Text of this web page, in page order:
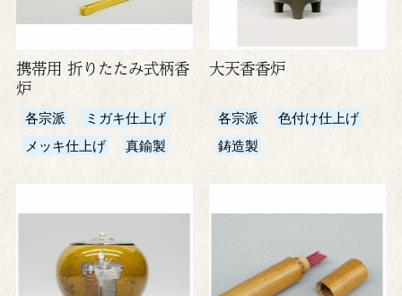
携帯用 折りたたみ式柄香
炉
各宗派
ミガキ仕上げ
メッキ仕上げ
真鍮製
大天香香炉
各宗派
色付け仕上げ
鋳造製